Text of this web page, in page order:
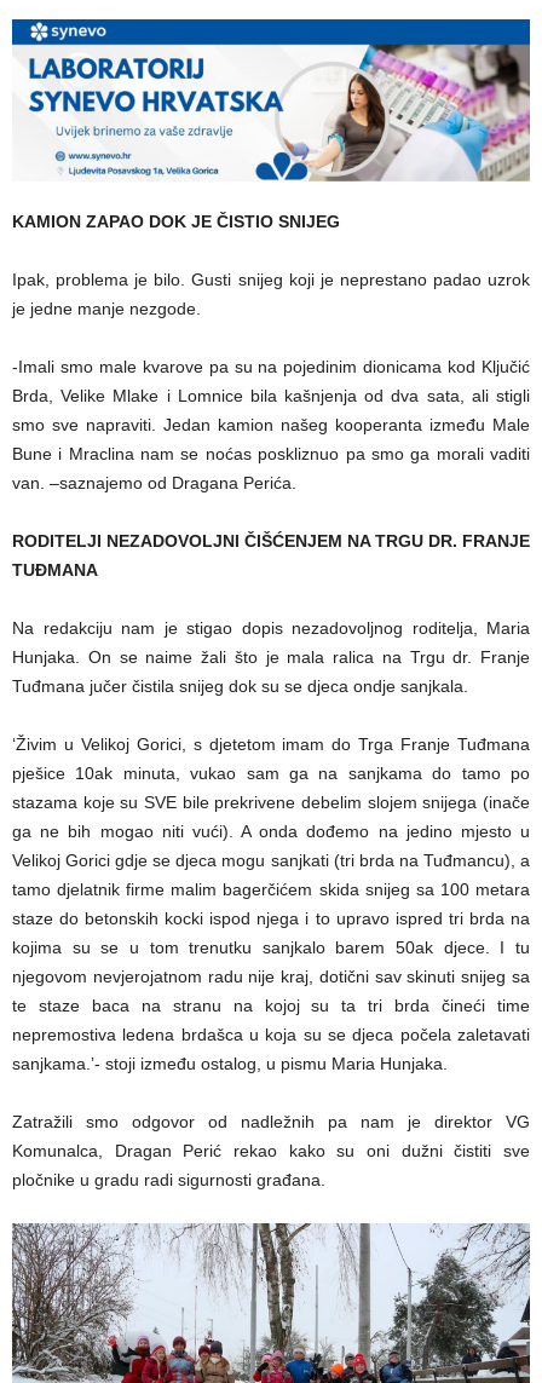
KAMION ZAPAO DOK JE ČISTIO SNIJEG
Ipak, problema je bilo. Gusti snijeg koji je neprestano padao uzrok
je jedne manje nezgode.
-Imali smo male kvarove pa su na pojedinim dionicama kod Ključić
Brda, Velike Mlake i Lomnice bila kašnjenja od dva sata, ali stigli
smo sve napraviti. Jedan kamion našeg kooperanta između Male
Bune i Mraclina nam se noćas poskliznuo pa smo ga morali vaditi
van. –saznajemo od Dragana Perića.
RODITELJI NEZADOVOLJNI ČIŠĆENJEM NA TRGU DR. FRANJE
TUĐMANA
Na redakciju nam je stigao dopis nezadovoljnog roditelja, Maria
Hunjaka. On se naime žali što je mala ralica na Trgu dr. Franje
Tuđmana jučer čistila snijeg dok su se djeca ondje sanjkala.
‘Živim u Velikoj Gorici, s djetetom imam do Trga Franje Tuđmana
pješice 10ak minuta, vukao sam ga na sanjkama do tamo po
stazama koje su SVE bile prekrivene debelim slojem snijega (inače
ga ne bih mogao niti vući). A onda dođemo na jedino mjesto u
Velikoj Gorici gdje se djeca mogu sanjkati (tri brda na Tuđmancu), a
tamo djelatnik firme malim bagerčićem skida snijeg sa 100 metara
staze do betonskih kocki ispod njega i to upravo ispred tri brda na
kojima su se u tom trenutku sanjkalo barem 50ak djece. I tu
njegovom nevjerojatnom radu nije kraj, dotični sav skinuti snijeg sa
te staze baca na stranu na kojoj su ta tri brda čineći time
nepremostiva ledena brdašca u koja su se djeca počela zaletavati
sanjkama.’- stoji između ostalog, u pismu Maria Hunjaka.
Zatražili smo odgovor od nadležnih pa nam je direktor VG
Komunalca, Dragan Perić rekao kako su oni dužni čistiti sve
pločnike u gradu radi sigurnosti građana.